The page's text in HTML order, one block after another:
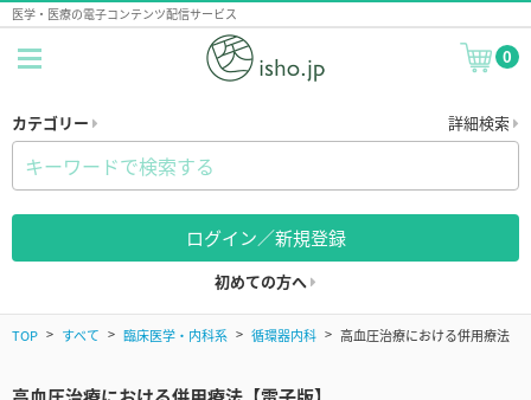
医学・医療の電子コンテンツ配信サービス
0
カテゴリー 詳細検索
ログイン／新規登録
初めての方へ
TOP すべて 臨床医学・内科系 循環器内科 高血圧治療における併用療法